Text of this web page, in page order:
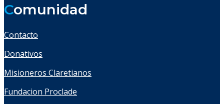
Comunidad
Contacto
Donativos
Misioneros Claretianos
Fundacion Proclade